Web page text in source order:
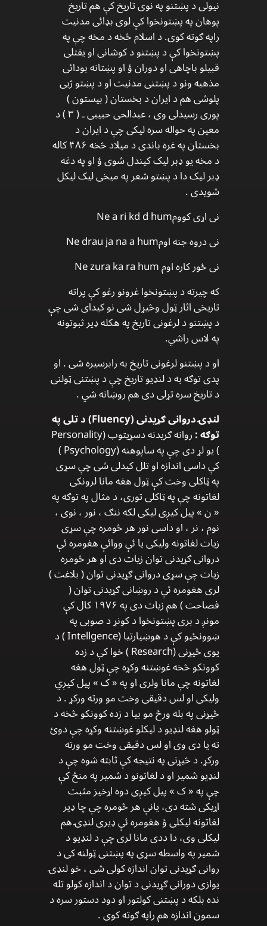
نیولی د پښتنو په نوی تاریخ کې هم تاریخ
پوهان په پښتونخوا کې لوی بډائی مدنیت
راپه ګوته کوی. د اسلام څخه د مخه چې په
پښتونخوا کې د پښتنو د کوشانی او یفتلی
قبیلو باچاهی او دوران ؤ او پښتانه بودائی
مذهبه ونو د پښتنی مدنیت او د پښتو ژبی
پلوشی هم د ایران د بخستان ( بیستون )
پوری رسیدلی وی ، عبدالحی حبیبی ـ ( ۳ ) د
معین په حواله سره لیکی چې د ایران د
بخستان په غره باندی د میلاد څخه ۴۸۶ کاله
د مخه یو ډبر لیک کیندل شوی ؤ او په دغه
ډبر لیک دا د پښتو شعر په میخی لیک لیکل
شویدی .
نی اړی کوومNe a ri kd d hum
نی دروه جنه اومNe drau ja na a hum
نی ځور کاره اوم Ne zura ka ra hum
که چیرته د پښتونخوا غرونو رغو کې پراته
تاریخی اثار ټول وڅیړل شی نو کیدای شی چې
د پښتنو د لرغونی تاریخ په هکله ډیر ثبوتونه
په لاس راشي.
او د پښتنو لرغونی تاریخ به رابرسیره شی . او
پدی توګه به د لنډیو تاریخ چې د پښتنی ټولنی
د تاریخ سره تړلی دی هم روښانه شي .
لنډۍ دروانی ګړیدنی (Fluency) د تلی په
توګه : روانه ګریدنه دسړیتوب (Personality
) یو لړ دی چې په ساپوهنه (Psychology )
کې داسی اندازه او تلل کیدلی شی چې سړی
په ټاکلی وخت کې ټول هغه مانا لرونکی
لغاتونه چې په ټاکلی توری، د مثال په توګه په
« ن » پیل کیږی لیکی لکه ننګ ، نور ، نوی ،
نوم ، نر ، او داسی نور هر څومره چې سړی
زیات لغاتونه ولیکی یا ئې ووائې هغومره ئې
دروانی ګړیدنی توان زیات دی او هر څومره
زیات چې سړی دروانی ګړیدنی توان ( بلاغت )
لری هغومره ئې د روښانی ګړیدنی توان (
فصاحت ) هم زیات دی په ۱۹۷۶ کال کې
مونږ د بری پښتونخوا د کونړ د صوبی په
ښوونځیو کې د هوښیارتیا (Intellgence ) د
یوی څیړنی (Research ) خوا کې د زده
کوونکو څخه غوښتنه وکړه چې ټول هغه
لغاتونه چې مانا ولری او په « ک » پیل کیږي
ولیکی او لس دقیقی وخت مو ورته ورکړ . د
څیړنی په بله ورځ مو بیا د زده کوونکو څخه د
ټولو هغه لنډیو د لیکلو غوښتنه وکړه چې دوئ
ته یا دی وی او لس دقیقی وخت مو ورته
ورکړ. د څیړنی په نتیجه کې ثابته شوه چې د
لنډیو شمیر او د لغاتونو د شمیر په منځ کې
چې په « ک » پیل کیږی دوه اړخیز مثبت
اړیکی شته دی، یانې هر څومره چې چا ډیر
لغاتونه لیکلی ؤ هغومره ئې ډیری لنډۍ هم
لیکلی وی، دا ددی مانا لری چې د لنډیو د
شمیر په واسطه سړی په پښتنی ټولنه کی د
روانی ګړیدنی توان اندازه کولی شی ، خو لنډۍ
یوازی دورانی ګړیدنی د توان د اندازه کولو تله
نده بلکه د پښتنی کولتور او دود دستور سره د
سمون اندازه هم راپه ګوته کوی .